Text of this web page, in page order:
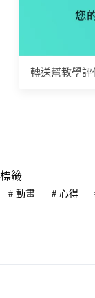
轉送幫教學
標籤
#動畫 #心得